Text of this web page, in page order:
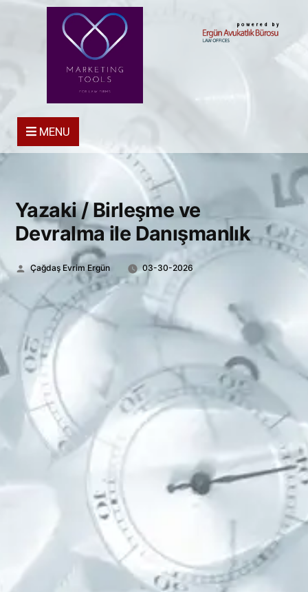
powered by
MENU
Yazaki / Birleşme ve
Devralma ile Danışmanlık
Posted
Çağdaş Evrim Ergün 03-30-2026